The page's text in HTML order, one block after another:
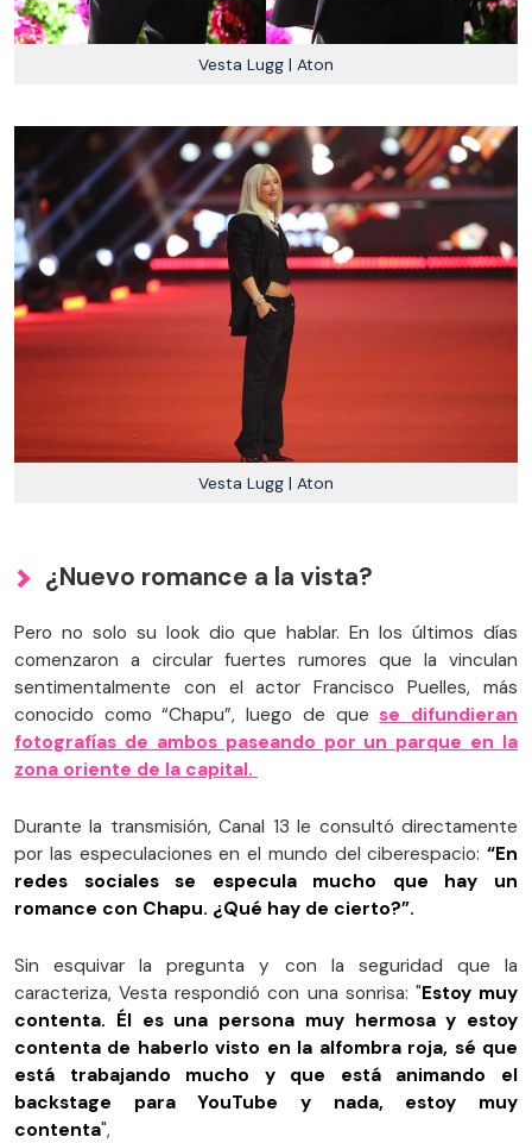
Vesta Lugg | Aton
Vesta Lugg | Aton
¿Nuevo romance a la vista?
Pero no solo su look dio que hablar. En los últimos días
comenzaron a circular fuertes rumores que la vinculan
sentimentalmente con el actor Francisco Puelles, más
conocido como “Chapu”, luego de que se difundieran
fotografías de ambos paseando por un parque en la
zona oriente de la capital.
Durante la transmisión, Canal 13 le consultó directamente
por las especulaciones en el mundo del ciberespacio: “En
redes sociales se especula mucho que hay un
romance con Chapu. ¿Qué hay de cierto?”.
Sin esquivar la pregunta y con la seguridad que la
caracteriza, Vesta respondió con una sonrisa: "Estoy muy
contenta. Él es una persona muy hermosa y estoy
contenta de haberlo visto en la alfombra roja, sé que
está trabajando mucho y que está animando el
backstage para YouTube y nada, estoy muy
contenta",